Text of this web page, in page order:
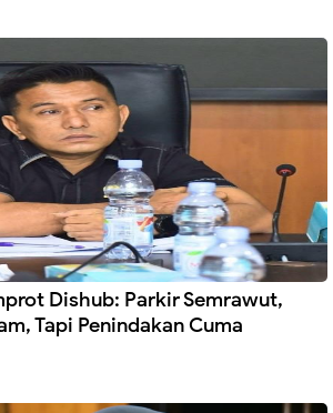
Dishub: Parkir Semrawut,
Tapi Penindakan Cuma